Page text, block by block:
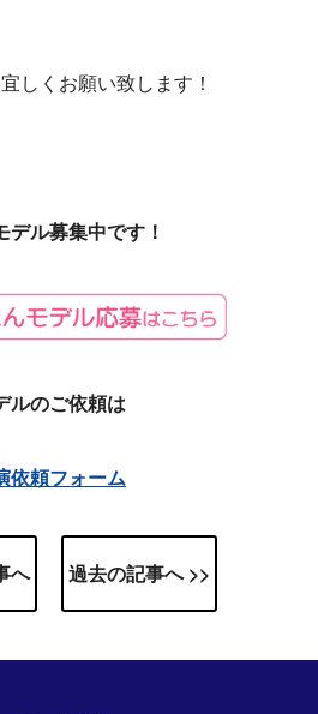
しくお願い致します！
デル募集中です！
ルのご依頼は
依頼フォーム
へ 過去の記事へ >>